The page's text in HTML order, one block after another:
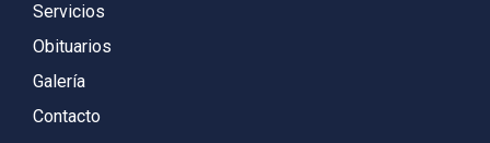
Servicios
Obituarios
Galería
Contacto